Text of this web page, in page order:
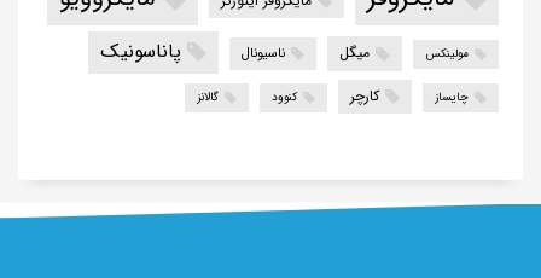
مولینکس میگل ناسیونال پاناسونیک
چایساز کارچر کنوود گالانز